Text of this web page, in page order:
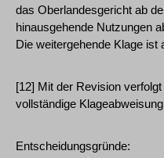
das Oberlandesgericht ab
hinausgehende Nutzungen
Die weitergehende Klage ist
[12] Mit der Revision
vollständige
Entscheidungsgründe: